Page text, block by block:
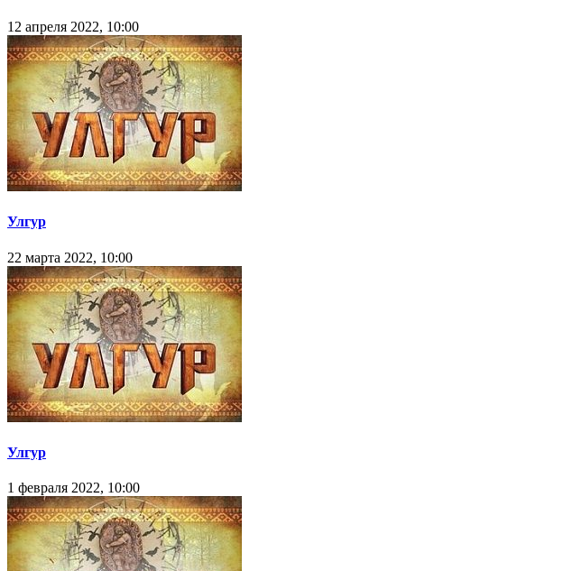
12 апреля 2022, 10:00
Улгур
22 марта 2022, 10:00
Улгур
1 февраля 2022, 10:00